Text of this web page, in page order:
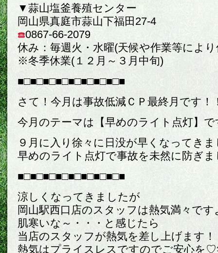
▼蒜山塩釜養殖センター
岡山県真庭市蒜山下福田27-4
0867-66-2079
休み：毎週火・水曜(天候や作業等によ
※冬季休業(１２月～３月中旬)
■□■□■□■□■□■□■□■□■
さて！今月は事故低減ＣＰ最終月です！
今月のテーマは【早めのライト点灯】で
９月に入り徐々に日没が早くなってき
早めのライト点灯で事故を未然に防ぎ
■□■□■□■□■□■□■□■□■
涼しくなってきましたが
岡山駅西口店のスタッフは熱気満々です
肌寒いな～・・・と感じたら
当店のスタッフが熱気を差し上げます！
熱気はプライスレスですのでご安心を